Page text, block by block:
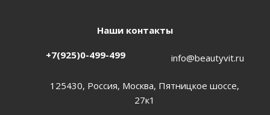
Наши контакты
+7(925)0-499-499 info@beautyvit.ru
125430, Россия, Москва, Пятницкое шоссе,
27к1